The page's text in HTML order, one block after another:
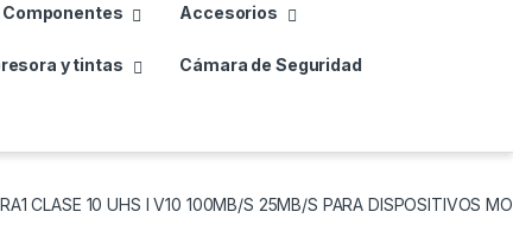
Componentes Accesorios
y tintas Cámara de Seguridad
CLASE 10 UHS I V10 100MB/S 25MB/S PARA DISPOSITIVOS